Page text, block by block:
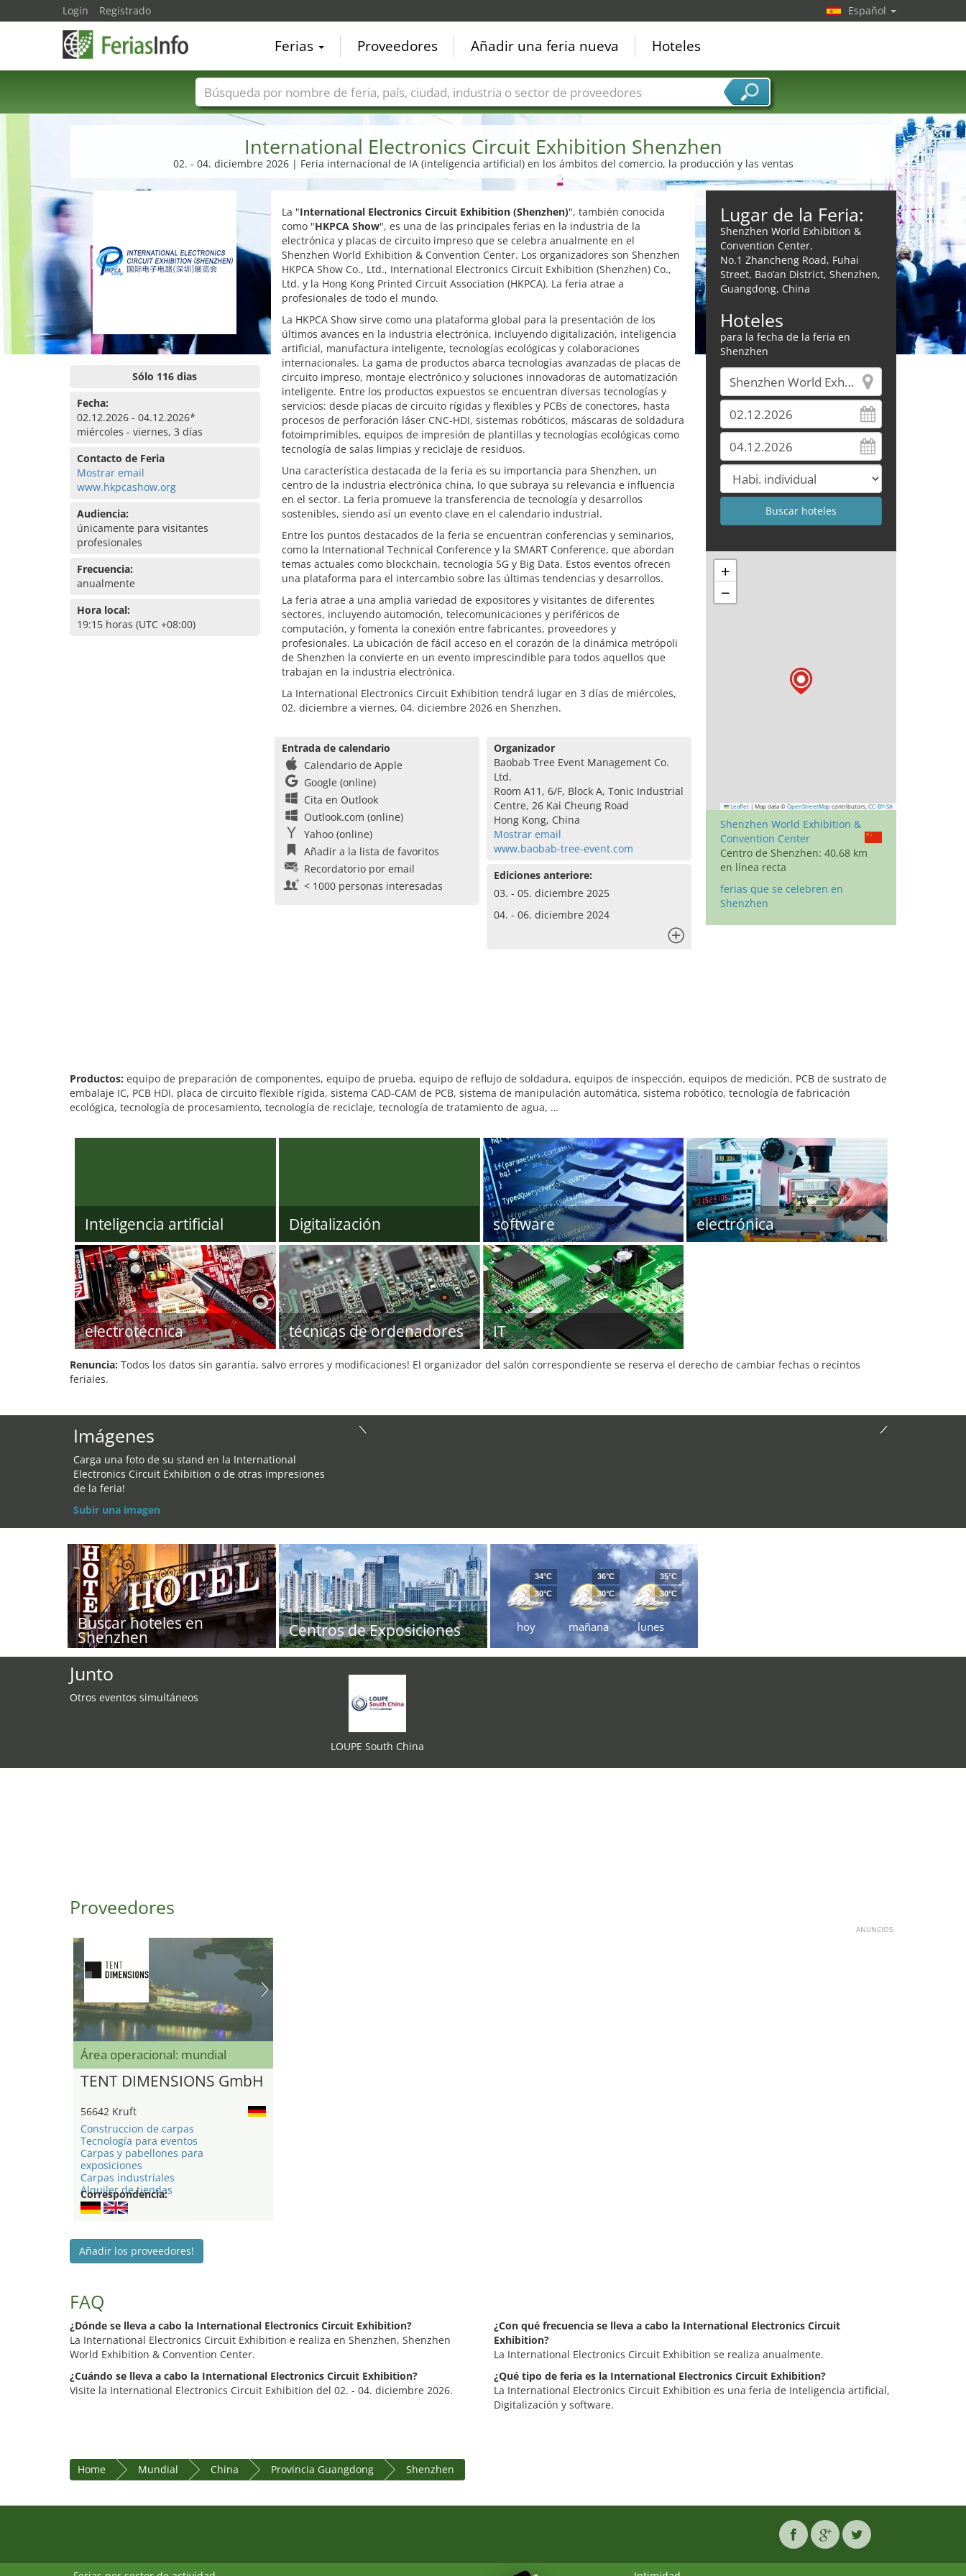
International Electronics Circuit Exhibition Shenzhen
02. - 04. diciembre 2026 | Feria internacional de IA (inteligencia artificial) en los ámbitos del comercio, la producción y las ventas
Sólo 116 dias
Fecha:
02.12.2026 - 04.12.2026*
miércoles - viernes, 3 días
Contacto de Feria
Mostrar email
www.hkpcashow.org
Audiencia:
únicamente para visitantes
profesionales
Frecuencia:
anualmente
Hora local:
19:15 horas (UTC +08:00)
La "International Electronics Circuit Exhibition (Shenzhen)", también conocida
como "HKPCA Show", es una de las principales ferias en la industria de la
electrónica y placas de circuito impreso que se celebra anualmente en el
Shenzhen World Exhibition & Convention Center. Los organizadores son Shenzhen
HKPCA Show Co., Ltd., International Electronics Circuit Exhibition (Shenzhen) Co.,
Ltd. y la Hong Kong Printed Circuit Association (HKPCA). La feria atrae a
profesionales de todo el mundo.
La HKPCA Show sirve como una plataforma global para la presentación de los
últimos avances en la industria electrónica, incluyendo digitalización, inteligencia
artificial, manufactura inteligente, tecnologías ecológicas y colaboraciones
internacionales. La gama de productos abarca tecnologías avanzadas de placas de
circuito impreso, montaje electrónico y soluciones innovadoras de automatización
inteligente. Entre los productos expuestos se encuentran diversas tecnologías y
servicios: desde placas de circuito rígidas y flexibles y PCBs de conectores, hasta
procesos de perforación láser CNC-HDI, sistemas robóticos, máscaras de soldadura
fotoimprimibles, equipos de impresión de plantillas y tecnologías ecológicas como
tecnología de salas limpias y reciclaje de residuos.
Una característica destacada de la feria es su importancia para Shenzhen, un
centro de la industria electrónica china, lo que subraya su relevancia e influencia
en el sector. La feria promueve la transferencia de tecnología y desarrollos
sostenibles, siendo así un evento clave en el calendario industrial.
Entre los puntos destacados de la feria se encuentran conferencias y seminarios,
como la International Technical Conference y la SMART Conference, que abordan
temas actuales como blockchain, tecnología 5G y Big Data. Estos eventos ofrecen
una plataforma para el intercambio sobre las últimas tendencias y desarrollos.
La feria atrae a una amplia variedad de expositores y visitantes de diferentes
sectores, incluyendo automoción, telecomunicaciones y periféricos de
computación, y fomenta la conexión entre fabricantes, proveedores y
profesionales. La ubicación de fácil acceso en el corazón de la dinámica metrópoli
de Shenzhen la convierte en un evento imprescindible para todos aquellos que
trabajan en la industria electrónica.
La International Electronics Circuit Exhibition tendrá lugar en 3 días de miércoles,
02. diciembre a viernes, 04. diciembre 2026 en Shenzhen.
Entrada de calendario
Calendario de Apple
Google (online)
Cita en Outlook
Outlook.com (online)
Yahoo (online)
Añadir a la lista de favoritos
Recordatorio por email
< 1000 personas interesadas
Organizador
Baobab Tree Event Management Co.
Ltd.
Room A11, 6/F, Block A, Tonic Industrial
Centre, 26 Kai Cheung Road
Hong Kong, China
Mostrar email
www.baobab-tree-event.com
Ediciones anteriore:
03. - 05. diciembre 2025
04. - 06. diciembre 2024
Lugar de la Feria:
Shenzhen World Exhibition &
Convention Center,
No.1 Zhancheng Road, Fuhai
Street, Bao’an District, Shenzhen,
Guangdong, China
Hoteles
para la fecha de la feria en
Shenzhen
+
−
Leaflet | Map data © OpenStreetMap contributors, CC-BY-SA
Shenzhen World Exhibition &
Convention Center
Centro de Shenzhen: 40,68 km
en línea recta
ferias que se celebren en
Shenzhen
Productos: equipo de preparación de componentes, equipo de prueba, equipo de reflujo de soldadura, equipos de inspección, equipos de medición, PCB de sustrato de
embalaje IC, PCB HDI, placa de circuito flexible rígida, sistema CAD-CAM de PCB, sistema de manipulación automática, sistema robótico, tecnología de fabricación
ecológica, tecnología de procesamiento, tecnología de reciclaje, tecnología de tratamiento de agua, …
Inteligencia artificial Digitalización software electrónica
electrotécnica técnicas de ordenadores IT
Renuncia: Todos los datos sin garantía, salvo errores y modificaciones! El organizador del salón correspondiente se reserva el derecho de cambiar fechas o recintos
feriales.
Imágenes
Carga una foto de su stand en la International
Electronics Circuit Exhibition o de otras impresiones
de la feria!
Subir una imagen
Buscar hoteles en
Shenzhen Centros de Exposiciones hoy
34°C
30°C
mañana
36°C
30°C
lunes
35°C
30°C
Junto
Otros eventos simultáneos
LOUPE South China
Proveedores
ANUNCIOS
Área operacional: mundial
TENT DIMENSIONS GmbH
56642 Kruft
Construccion de carpas
Tecnología para eventos
Carpas y pabellones para
exposiciones
Carpas industriales
Alquiler de tiendas
Correspondencia:
Añadir los proveedores!
FAQ
¿Dónde se lleva a cabo la International Electronics Circuit Exhibition?
La International Electronics Circuit Exhibition e realiza en Shenzhen, Shenzhen
World Exhibition & Convention Center.
¿Cuándo se lleva a cabo la International Electronics Circuit Exhibition?
Visite la International Electronics Circuit Exhibition del 02. - 04. diciembre 2026.
¿Con qué frecuencia se lleva a cabo la International Electronics Circuit
Exhibition?
La International Electronics Circuit Exhibition se realiza anualmente.
¿Qué tipo de feria es la International Electronics Circuit Exhibition?
La International Electronics Circuit Exhibition es una feria de Inteligencia artificial,
Digitalización y software.
Home Mundial China Provincia Guangdong Shenzhen
Login Registrado Español
Ferias Proveedores Añadir una feria nueva Hoteles
Nombres de ferias Países Ciudades Sectores de ferias Sectores de proveedor de servicios